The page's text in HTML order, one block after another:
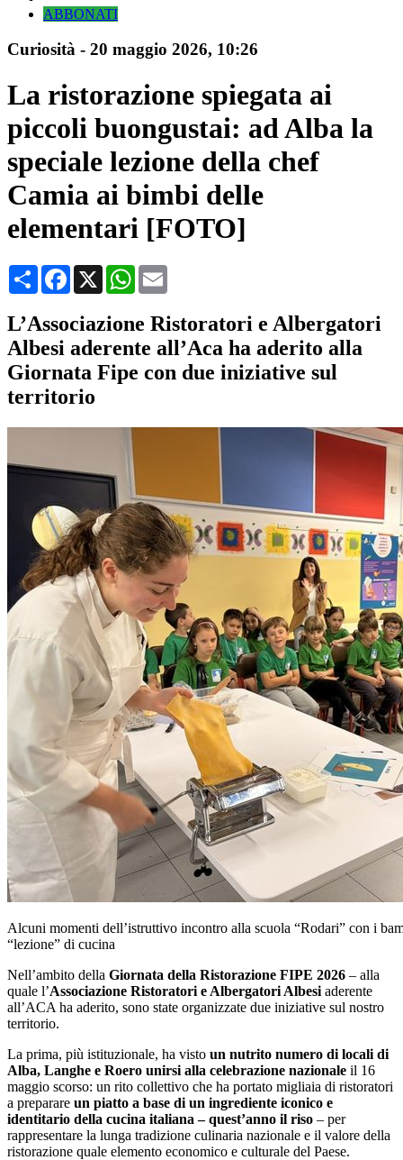
ABBONATI
Curiosità - 20 maggio 2026, 10:26
La ristorazione spiegata ai
piccoli buongustai: ad Alba la
speciale lezione della chef
Camia ai bimbi delle
elementari [FOTO]
CondividiFacebook
X WhatsApp
L’Associazione Ristoratori e Albergatori
Albesi aderente all’Aca ha aderito alla
Giornata Fipe con due iniziative sul
territorio
Alcuni momenti dell’istruttivo incontro alla scuola “Rodari” con i
“lezione” di cucina
Nell’ambito della Giornata della Ristorazione FIPE 2026 – alla
quale l’Associazione Ristoratori e Albergatori Albesi aderente
all’ACA ha aderito, sono state organizzate due iniziative sul nostro
territorio.
La prima, più istituzionale, ha visto un nutrito numero di locali di
Alba, Langhe e Roero unirsi alla celebrazione nazionale il 16
maggio scorso: un rito collettivo che ha portato migliaia di ristoratori
a preparare un piatto a base di un ingrediente iconico e
identitario della cucina italiana – quest’anno il riso – per
rappresentare la lunga tradizione culinaria nazionale e il valore della
ristorazione quale elemento economico e culturale del Paese.